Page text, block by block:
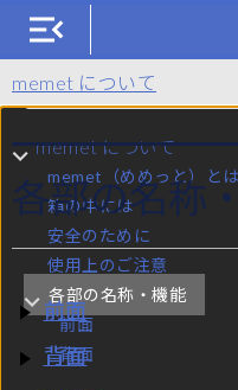
memet について
各部の名称
前面
背面
KM-ST01（memet）
検索
サブメニュー memet に
memet について
memet（めめっと）とは
箱の中には
安全のために
使用上のご注意
サブメニュー 各部の名称
各部の名称・機能
前面
背面